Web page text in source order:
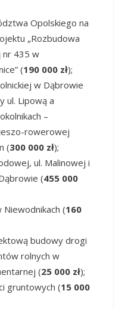
Opolskiego na
„Rozbudowa
435 w
(190 000 zł);
w Dąbrowie
ul. Lipową a
–
rowerowej
(300 000 zł);
ul. Malinowej i
(455 000
Niewodnikach (160
budowy drogi
rolnych w
(25 000 zł);
gruntowych (15 000